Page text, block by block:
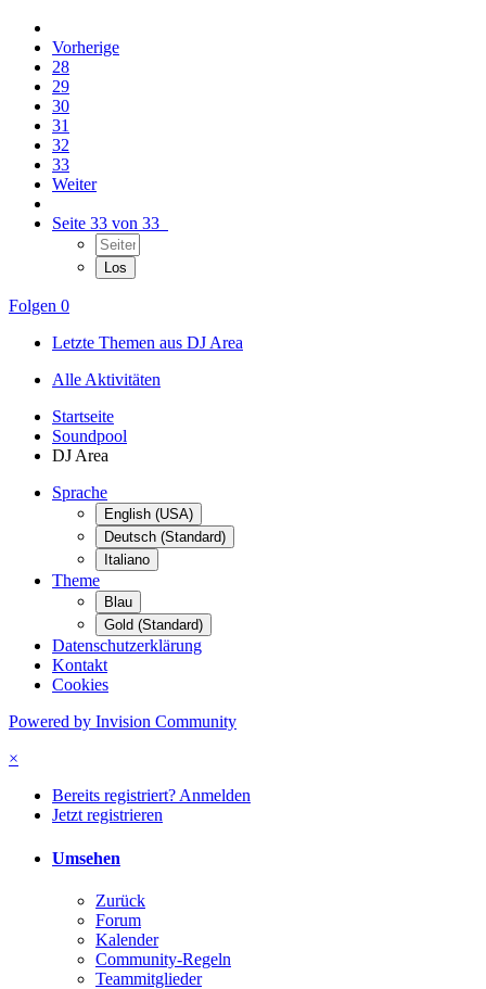
Vorherige
28
29
30
31
32
33
Weiter
Seite 33 von 33
Folgen 0
Letzte Themen aus DJ Area
Alle Aktivitäten
Startseite
Soundpool
DJ Area
Sprache
English (USA)
Deutsch (Standard)
Italiano
Theme
Blau
Gold (Standard)
Datenschutzerklärung
Kontakt
Cookies
Powered by Invision Community
×
Bereits registriert? Anmelden
Jetzt registrieren
Umsehen
Zurück
Forum
Kalender
Community-Regeln
Teammitglieder